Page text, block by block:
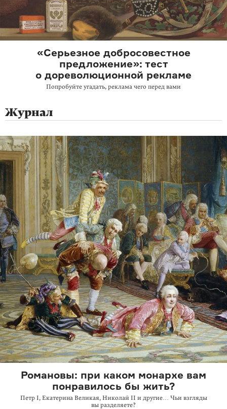
«Серьезное добросовестное
предложение»: тест
о дореволюционной рекламе
Попробуйте угадать, реклама чего перед вами
Журнал
Романовы: при каком монархе вам
понравилось бы жить?
Петр I, Екатерина Великая, Николай II и другие… Чьи взгляды
вы разделяете?